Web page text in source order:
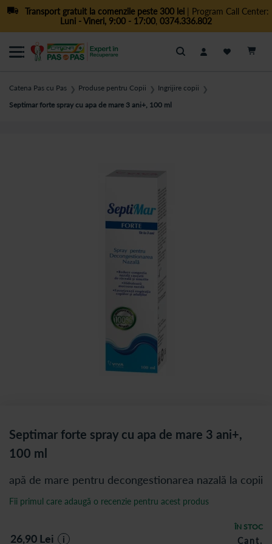
Transport gratuit la comenzile peste 300 lei| Program Call Center:
Luni - Vineri, 9:00 - 17:00, 0374.336.802
Cautare
Catena Pas cu Pas ❯ Produse pentru Copii ❯ Ingrijire copii ❯
Septimar forte spray cu apa de mare 3 ani+, 100 ml
Septimar forte spray cu apa de mare 3 ani+,
100 ml
apă de mare pentru decongestionarea nazală la copii
ÎN STOC
Fii primul care adaugă o recenzie pentru acest produs
26,90 Lei i Cant.